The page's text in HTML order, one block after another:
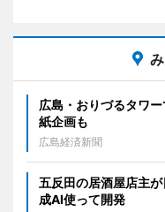
広島・おりづるタワ
紙企画も
広島経済新聞
五反田の居酒屋店主
成AI使って開発